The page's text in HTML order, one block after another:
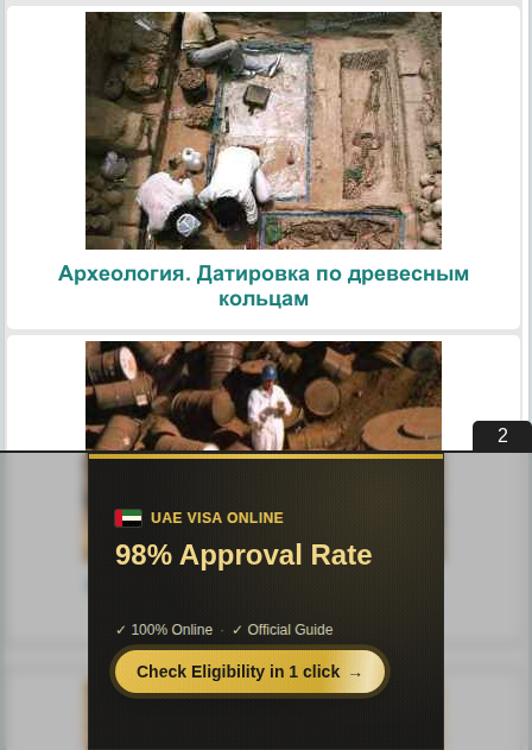
Археология. Датировка по древесным
кольцам
1